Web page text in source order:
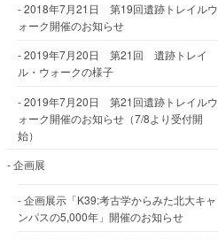
2018年7月21日 第19回遺跡トレイルウ
ォーク開催のお知らせ
2019年7月20日 第21回 遺跡トレイ
ル・ウォークの様子
2019年7月20日 第21回遺跡トレイルウ
ォーク開催のお知らせ（7/8より受付開
始）
企画展
企画展示「K39:考古学からみた北大キャ
ンパスの5,000年」開催のお知らせ